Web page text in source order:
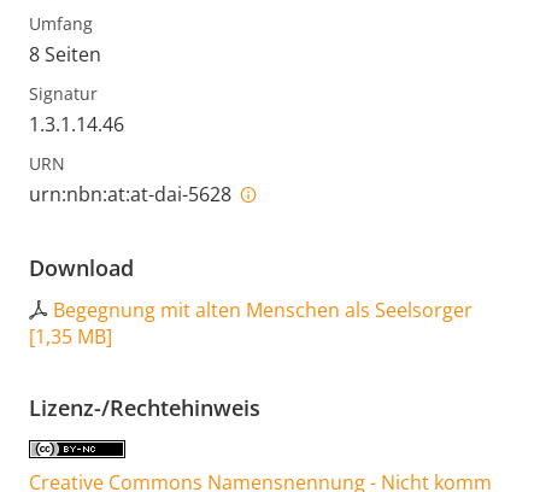
Umfang
8 Seiten
Signatur
1.3.1.14.46
URN
urn:nbn:at:at-dai-5628
Download
Begegnung mit alten Menschen als Seelsorger
[1,35 MB]
Lizenz-/Rechtehinweis
Creative Commons Namensnennung - Nicht komm